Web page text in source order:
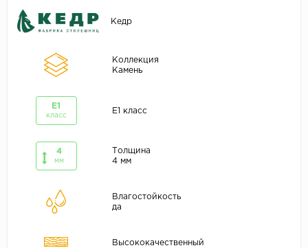
Кедр
Коллекция
Камень
E1
класс
E1 класс
4
мм
Толщина
4 мм
Влагостойкость
да
Высококачественный